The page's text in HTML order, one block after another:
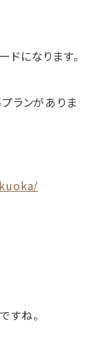
になります。
ランがありま
すね。